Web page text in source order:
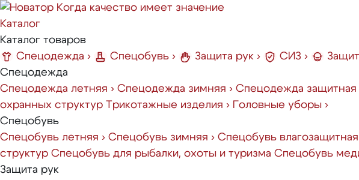
Когда качество имеет значение
Каталог
Каталог товаров
Спецодежда › Спецобувь › Защита рук › СИЗ ›
Спецодежда
Спецодежда летняя › Спецодежда зимняя › Спецодежда защитная
охранных структур Трикотажные изделия › Головные уборы ›
Спецобувь
Спецобувь летняя › Спецобувь зимняя › Спецобувь влагозащитная
структур Спецобувь для рыбалки, охоты и туризма Спецобувь
Защита рук